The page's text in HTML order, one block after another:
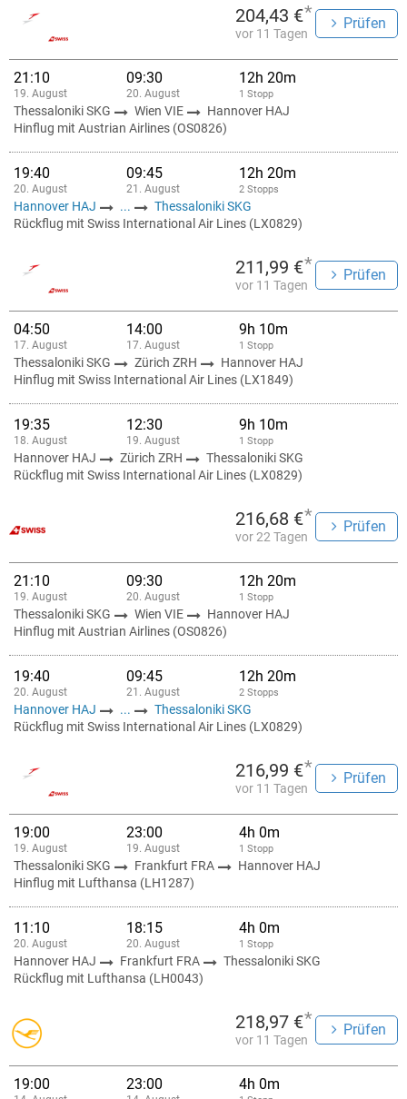
204,43 €*
vor 11 Tagen
Prüfen
21:10
19. August
09:30
20. August
12h 20m
1 Stopp
Thessaloniki SKG Wien VIE
Hannover HAJ
Hinflug mit Austrian Airlines (OS0826)
19:40
20. August
09:45
21. August
12h 20m
2 Stopps
Hannover HAJ ...
Thessaloniki SKG
Rückflug mit Swiss International Air Lines (LX0829)
211,99 €*
vor 11 Tagen
Prüfen
04:50
17. August
14:00
17. August
9h 10m
1 Stopp
Thessaloniki SKG Zürich ZRH
Hannover HAJ
Hinflug mit Swiss International Air Lines (LX1849)
19:35
18. August
12:30
19. August
9h 10m
1 Stopp
Hannover HAJ Zürich ZRH
Thessaloniki SKG
Rückflug mit Swiss International Air Lines (LX0829)
216,68 €*
vor 22 Tagen
Prüfen
21:10
19. August
09:30
20. August
12h 20m
1 Stopp
Thessaloniki SKG Wien VIE
Hannover HAJ
Hinflug mit Austrian Airlines (OS0826)
19:40
20. August
09:45
21. August
12h 20m
2 Stopps
Hannover HAJ ...
Thessaloniki SKG
Rückflug mit Swiss International Air Lines (LX0829)
216,99 €*
vor 11 Tagen
Prüfen
19:00
19. August
23:00
19. August
4h 0m
1 Stopp
Thessaloniki SKG Frankfurt FRA
Hannover HAJ
Hinflug mit Lufthansa (LH1287)
11:10
20. August
18:15
20. August
4h 0m
1 Stopp
Hannover HAJ Frankfurt FRA
Thessaloniki SKG
Rückflug mit Lufthansa (LH0043)
218,97 €*
vor 11 Tagen
Prüfen
19:00 23:00 4h 0m